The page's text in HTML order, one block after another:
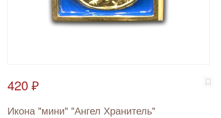
420 ₽
Икона "мини" "Ангел Хранитель"